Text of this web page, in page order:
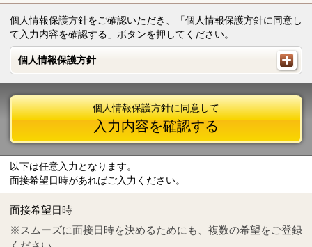
個人情報保護方針をご確認いただき、「個人情報保護方針に同意し
て入力内容を確認する」ボタンを押してください。
個人情報保護方針
個人情報保護方針
Tel
0570-55-0314
個人情報保護方針に同意して
入力内容を確認する
以下は任意入力となります。
面接希望日時があればご入力ください。
面接希望日時
※スムーズに面接日時を決めるためにも、複数の希望をご登録